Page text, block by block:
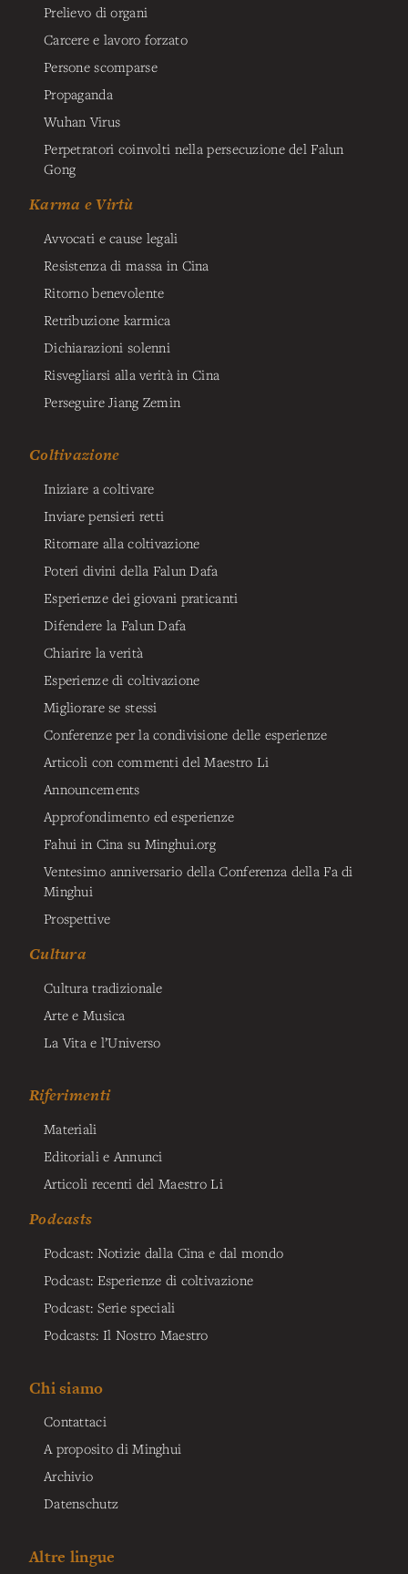
Prelievo di organi
Carcere e lavoro forzato
Persone scomparse
Propaganda
Wuhan Virus
Perpetratori coinvolti nella persecuzione del Falun
Gong
Karma e Virtù
Avvocati e cause legali
Resistenza di massa in Cina
Ritorno benevolente
Retribuzione karmica
Dichiarazioni solenni
Risvegliarsi alla verità in Cina
Perseguire Jiang Zemin
Coltivazione
Iniziare a coltivare
Inviare pensieri retti
Ritornare alla coltivazione
Poteri divini della Falun Dafa
Esperienze dei giovani praticanti
Difendere la Falun Dafa
Chiarire la verità
Esperienze di coltivazione
Migliorare se stessi
Conferenze per la condivisione delle esperienze
Articoli con commenti del Maestro Li
Announcements
Approfondimento ed esperienze
Fahui in Cina su Minghui.org
Ventesimo anniversario della Conferenza della Fa di
Minghui
Prospettive
Cultura
Cultura tradizionale
Arte e Musica
La Vita e l’Universo
Riferimenti
Materiali
Editoriali e Annunci
Articoli recenti del Maestro Li
Podcasts
Podcast: Notizie dalla Cina e dal mondo
Podcast: Esperienze di coltivazione
Podcast: Serie speciali
Podcasts: Il Nostro Maestro
Chi siamo
Contattaci
A proposito di Minghui
Archivio
Datenschutz
Altre lingue